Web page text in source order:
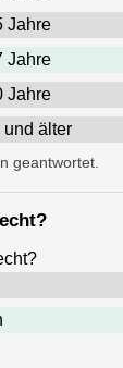
Jahre
Jahre
Jahre
und älter
geantwortet.